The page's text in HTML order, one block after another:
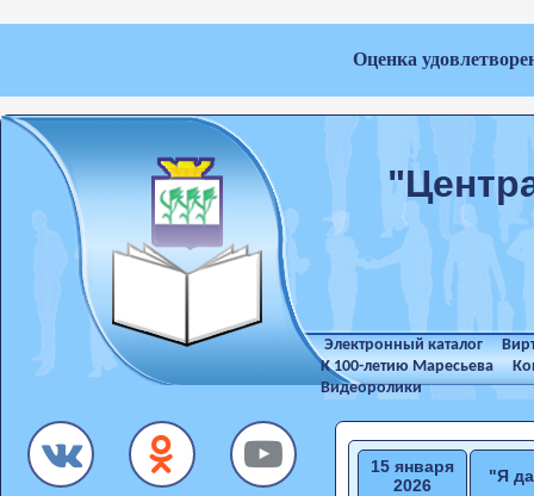
Оценка
Электронный каталог
К 100-летию Маресьева
Видеоролики
15 января
2026
"Я